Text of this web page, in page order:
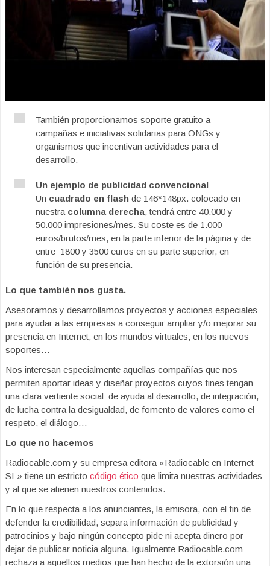
También proporcionamos soporte gratuito a
campañas e iniciativas solidarias para ONGs y
organismos que incentivan actividades para el
desarrollo.
Un ejemplo de publicidad convencional
Un cuadrado en flash de 146*148px. colocado en
nuestra columna derecha, tendrá entre 40.000 y
50.000 impresiones/mes. Su coste es de 1.000
euros/brutos/mes, en la parte inferior de la página y de
entre 1800 y 3500 euros en su parte superior, en
función de su presencia.
Lo que también nos gusta.
Asesoramos y desarrollamos proyectos y acciones especiales
para ayudar a las empresas a conseguir ampliar y/o mejorar su
presencia en Internet, en los mundos virtuales, en los nuevos
soportes…
Nos interesan especialmente aquellas compañías que nos
permiten aportar ideas y diseñar proyectos cuyos fines tengan
una clara vertiente social: de ayuda al desarrollo, de integración,
de lucha contra la desigualdad, de fomento de valores como el
respeto, el diálogo…
Lo que no hacemos
Radiocable.com y su empresa editora «Radiocable en Internet
SL» tiene un estricto código ético que limita nuestras actividades
y al que se atienen nuestros contenidos.
En lo que respecta a los anunciantes, la emisora, con el fin de
defender la credibilidad, separa información de publicidad y
patrocinios y bajo ningún concepto pide ni acepta dinero por
dejar de publicar noticia alguna. Igualmente Radiocable.com
rechaza a aquellos medios que han hecho de la extorsión una